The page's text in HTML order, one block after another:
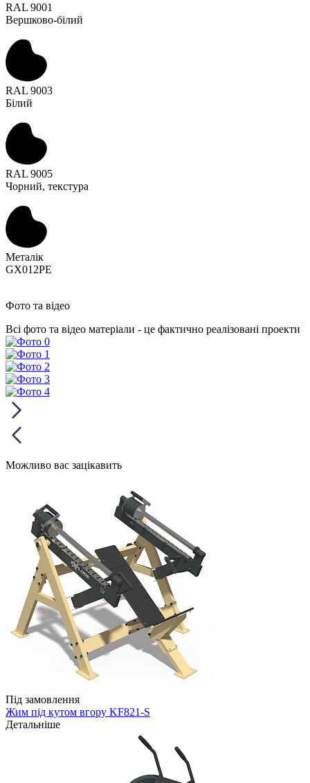
RAL 9001
Вершково-білий
RAL 9003
Білий
RAL 9005
Чорний, текстура
Металік
GX012PE
Фото та відео
Всі фото та відео матеріали - це фактично реалізовані проекти
Можливо вас зацікавить
Під замовлення
Жим під кутом вгору KF821-S
Детальніше